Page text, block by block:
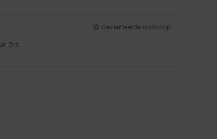
Geverifieerde aankoop
: 5/5